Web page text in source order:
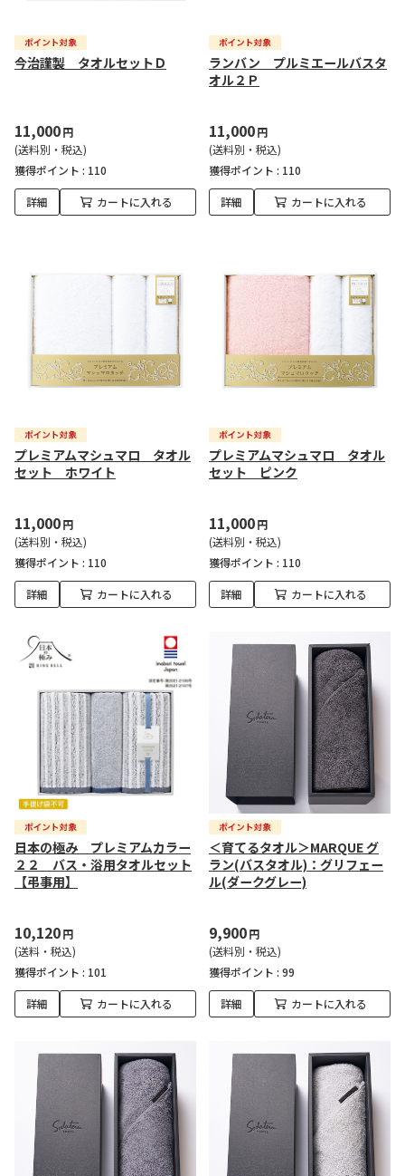
今治謹製 タオルセットＤ
11,000円
(送料別・税込)
獲得ポイント : 110
詳細 カートに入れる
ランバン プルミエールバスタ
オル２Ｐ
11,000円
(送料別・税込)
獲得ポイント : 110
詳細 カートに入れる
プレミアムマシュマロ タオル
セット ホワイト
11,000円
(送料別・税込)
獲得ポイント : 110
詳細 カートに入れる
プレミアムマシュマロ タオル
セット ピンク
11,000円
(送料別・税込)
獲得ポイント : 110
詳細 カートに入れる
日本の極み プレミアムカラー
２２ バス・浴用タオルセット
【弔事用】
10,120円
(送料・税込)
獲得ポイント : 101
詳細 カートに入れる
＜育てるタオル＞MARQUE グ
ラン(バスタオル)：グリフェー
ル(ダークグレー)
9,900円
(送料別・税込)
獲得ポイント : 99
詳細 カートに入れる